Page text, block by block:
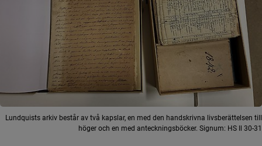
Lundquists arkiv består av två kapslar, en med den handskrivna livsberättelsen till
höger och en med anteckningsböcker. Signum: HS Il 30-31